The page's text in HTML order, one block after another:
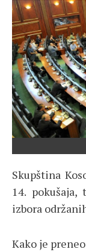
Skupština
14.
izbora
Kako je